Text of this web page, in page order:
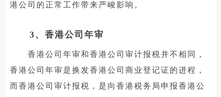
港公司的正常工作带来严峻影响。
3、香港公司年审
香港公司年审和香港公司审计报税并不相同，
香港公司年审是换发香港公司商业登记证的进程，
而香港公司审计报税，是向香港税务局申报香港公